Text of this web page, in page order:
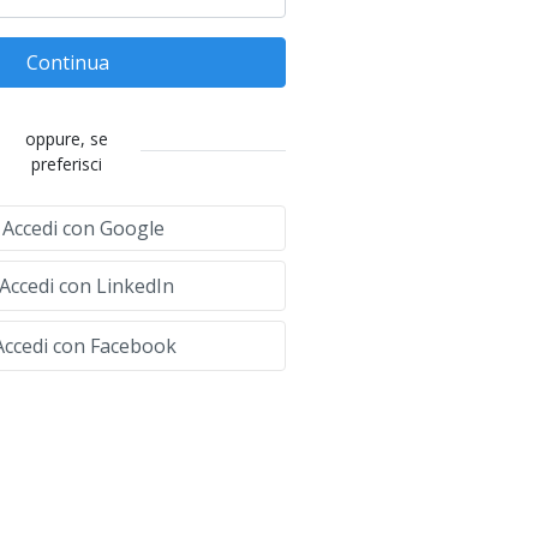
Continua
oppure, se
preferisci
con Google
con LinkedIn
con Facebook